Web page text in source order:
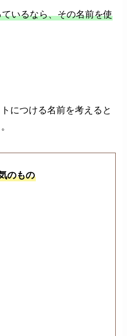
いるなら、その名前を使
につける名前を考えると
のもの